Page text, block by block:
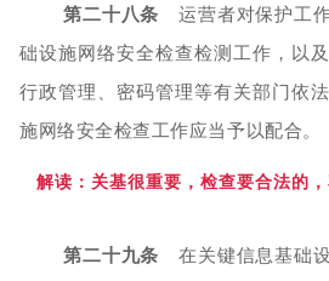
第二十八条 运营者对保护工
础设施网络安全检查检测工作，以
行政管理、密码管理等有关部门依
施网络安全检查工作应当予以配合。
解读：关基很重要，检查要合法的，
第二十九条 在关键信息基础